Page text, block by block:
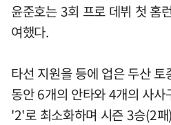
윤준호는 3회 프로 데뷔 첫 홈
여했다.
타선 지원을 등에 업은 두산
동안 6개의 안타와 4개의 사사
'2'로 최소화하며 시즌 3승(2